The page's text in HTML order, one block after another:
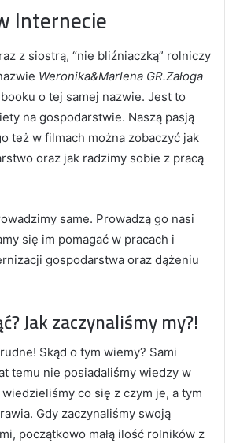
Internecie
z siostrą, “nie bliźniaczką” rolniczy
Weronika&Marlena GR.Załoga
o tej samej nazwie. Jest to
na gospodarstwie. Naszą pasją
też w filmach można zobaczyć jak
oraz jak radzimy sobie z pracą
same. Prowadzą go nasi
się im pomagać w pracach i
gospodarstwa oraz dążeniu
Jak zaczynaliśmy my?!
Skąd o tym wiemy? Sami
temu nie posiadaliśmy wiedzy w
co się z czym je, a tym
Gdy zaczynaliśmy swoją
początkowo małą ilość rolników z